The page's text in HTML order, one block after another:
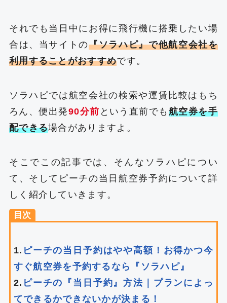
それでも当日中にお得に飛行機に搭乗したい場
合は、当サイトの『ソラハピ』で他航空会社を
利用することがおすすめです。
ソラハピでは航空会社の検索や運賃比較はもち
ろん、便出発90分前 という直前でも 航空券を手
配できる場合がありますよ。
そこでこの記事では、そんなソラハピについ
て、そしてピーチの当日航空券予約について詳
しく紹介していきます。
目次
1. ピーチの当日予約はやや高額！お得かつ今
すぐ航空券を予約するなら『ソラハピ』
2. ピーチの『当日予約』方法｜プランによっ
てできるかできないかが決まる！